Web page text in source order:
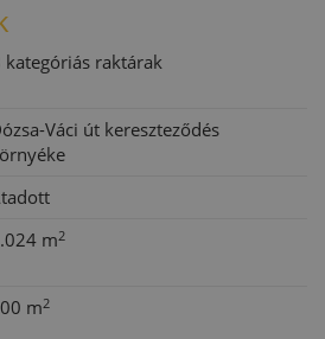
kategóriás raktárak
Váci út kereszteződés
m2
m2